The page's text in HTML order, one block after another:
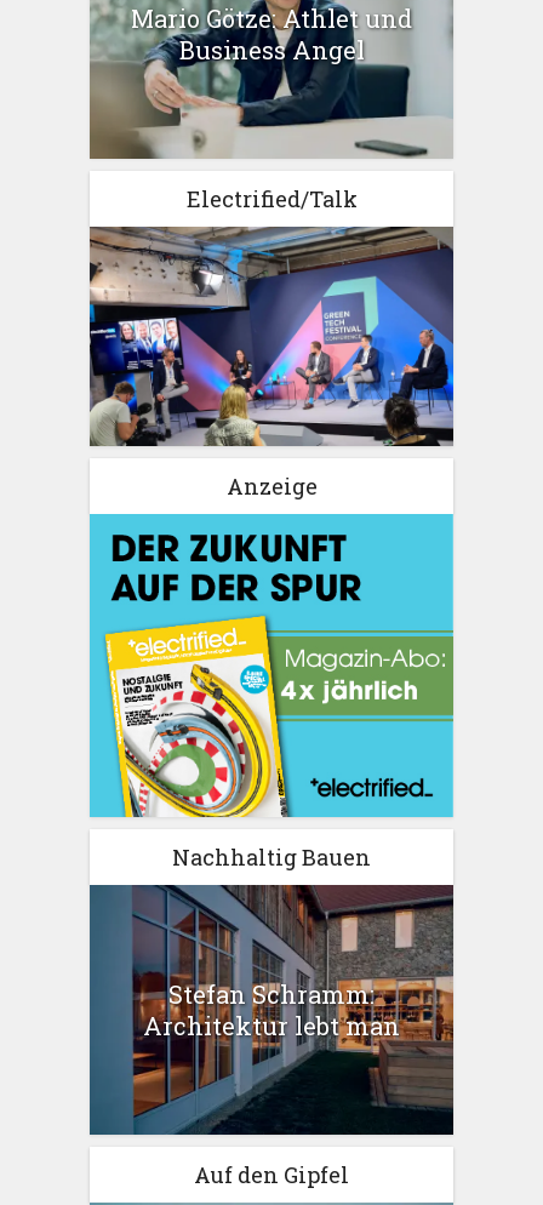
Mario Götze: Athlet und
Business Angel
Electrified/Talk
Anzeige
Nachhaltig Bauen
Stefan Schramm:
Architektur lebt man
Auf den Gipfel